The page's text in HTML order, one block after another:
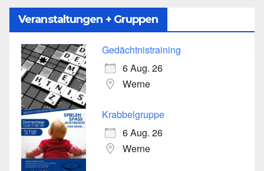
Veranstaltungen + Gruppen
Gedächtnistraining
6 Aug. 26
Werne
Krabbelgruppe
6 Aug. 26
Werne